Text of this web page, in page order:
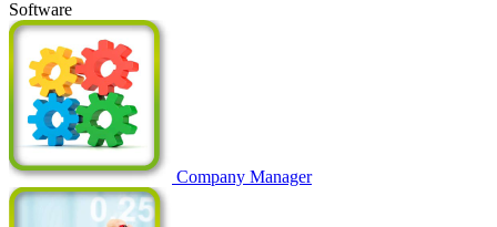
Software
Company Manager